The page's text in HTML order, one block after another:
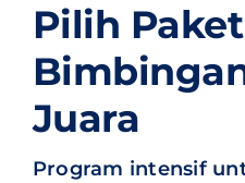
Pilih Paket
Juara
Program intensif